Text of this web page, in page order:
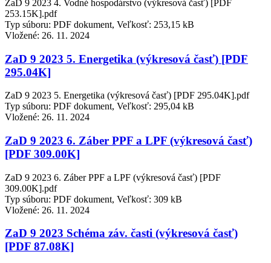
ZaD 9 2023 4. Vodné hospodárstvo (výkresová časť) [PDF
253.15K].pdf
Typ súboru: PDF dokument, Veľkosť: 253,15 kB
Vložené: 26. 11. 2024
ZaD 9 2023 5. Energetika (výkresová časť) [PDF
295.04K]
ZaD 9 2023 5. Energetika (výkresová časť) [PDF 295.04K].pdf
Typ súboru: PDF dokument, Veľkosť: 295,04 kB
Vložené: 26. 11. 2024
ZaD 9 2023 6. Záber PPF a LPF (výkresová časť)
[PDF 309.00K]
ZaD 9 2023 6. Záber PPF a LPF (výkresová časť) [PDF
309.00K].pdf
Typ súboru: PDF dokument, Veľkosť: 309 kB
Vložené: 26. 11. 2024
ZaD 9 2023 Schéma záv. časti (výkresová časť)
[PDF 87.08K]